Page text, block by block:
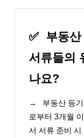
✅ 부동
서류들의
나요?
→
부동산 등
로부터 3개월
서 서류 준비